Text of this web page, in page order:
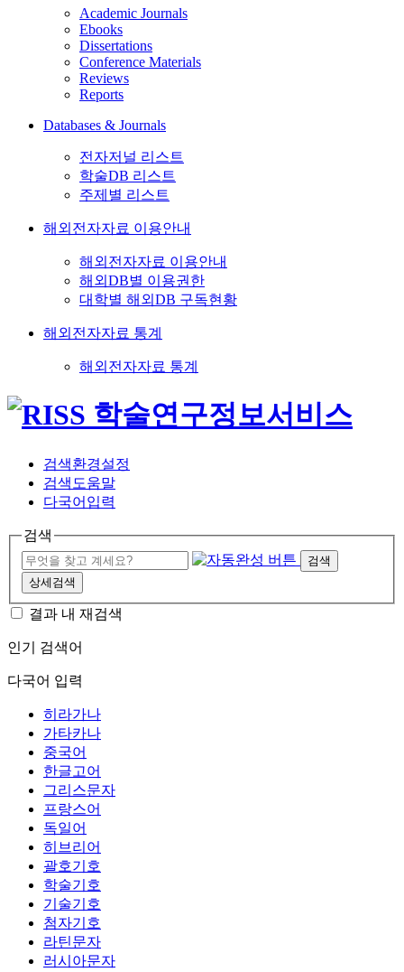
Academic Journals
Ebooks
Dissertations
Conference Materials
Reviews
Reports
Databases & Journals
전자저널 리스트
학술DB 리스트
주제별 리스트
해외전자자료 이용안내
해외전자자료 이용안내
해외DB별 이용권한
대학별 해외DB 구독현황
해외전자자료 통계
해외전자자료 통계
검색환경설정
검색도움말
다국어입력
검색
검색
상세검색
결과 내 재검색
인기 검색어
다국어 입력
히라가나
가타카나
중국어
한글고어
그리스문자
프랑스어
독일어
히브리어
괄호기호
학술기호
기술기호
첨자기호
라틴문자
러시아문자